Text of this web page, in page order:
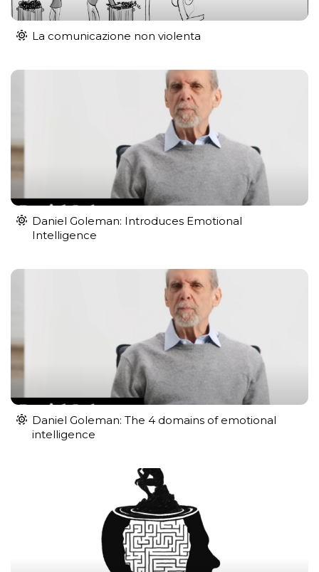
La comunicazione non violenta
Daniel Goleman: Introduces Emotional
Intelligence
Daniel Goleman: The 4 domains of emotional
intelligence